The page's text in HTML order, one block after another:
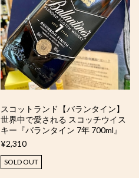
スコットランド【バランタイン】
世界中で愛される スコッチウイス
キー『バランタイン 7年 700ml』
¥2,310
SOLD OUT